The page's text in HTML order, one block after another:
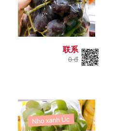
联系
0 đ